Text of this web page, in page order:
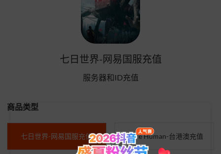
七日世界-网易国服充值
服务器和ID充值
商品类型
七日世界-网易国服充值 Once Human-台港澳充值